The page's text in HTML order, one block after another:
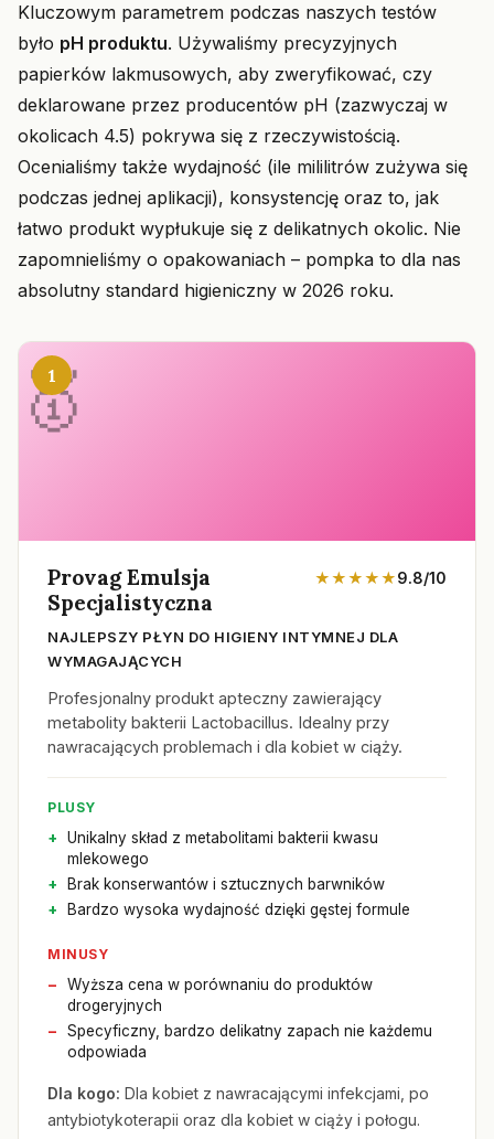
Kluczowym parametrem podczas naszych testów
było pH produktu. Używaliśmy precyzyjnych
papierków lakmusowych, aby zweryfikować, czy
deklarowane przez producentów pH (zazwyczaj w
okolicach 4.5) pokrywa się z rzeczywistością.
Ocenialiśmy także wydajność (ile mililitrów zużywa się
podczas jednej aplikacji), konsystencję oraz to, jak
łatwo produkt wypłukuje się z delikatnych okolic. Nie
zapomnieliśmy o opakowaniach – pompka to dla nas
absolutny standard higieniczny w 2026 roku.
1
Provag Emulsja
Specjalistyczna
★★★★★9.8/10
NAJLEPSZY PŁYN DO HIGIENY INTYMNEJ DLA
WYMAGAJĄCYCH
Profesjonalny produkt apteczny zawierający
metabolity bakterii Lactobacillus. Idealny przy
nawracających problemach i dla kobiet w ciąży.
PLUSY
Unikalny skład z metabolitami bakterii kwasu
mlekowego
Brak konserwantów i sztucznych barwników
Bardzo wysoka wydajność dzięki gęstej formule
MINUSY
Wyższa cena w porównaniu do produktów
drogeryjnych
Specyficzny, bardzo delikatny zapach nie każdemu
odpowiada
Dla kogo: Dla kobiet z nawracającymi infekcjami, po
antybiotykoterapii oraz dla kobiet w ciąży i połogu.